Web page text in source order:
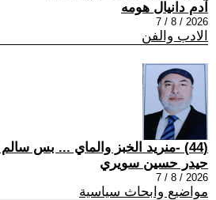
آدم دانيال هومه
2026 / 8 / 7
الادب والفن
(44) -منريد الخبز والماي ... بس سالم ابو عداي-
حيدر حسين سويري
2026 / 8 / 7
مواضيع وابحاث سياسية